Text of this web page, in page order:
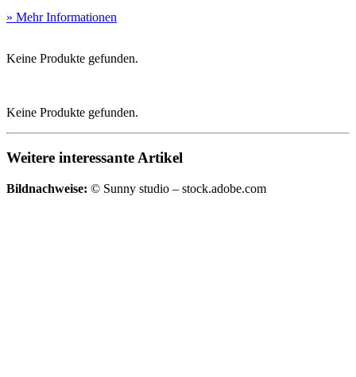
» Mehr Informationen
Keine Produkte gefunden.
Keine Produkte gefunden.
Weitere interessante Artikel
Bildnachweise: © Sunny studio – stock.adobe.com